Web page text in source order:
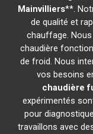
Mainvilliers**.
de qualité et
chauffage.
chaudière
de froid. Nous
vos besoins
chaudière
expérimentés
pour
travaillons avec